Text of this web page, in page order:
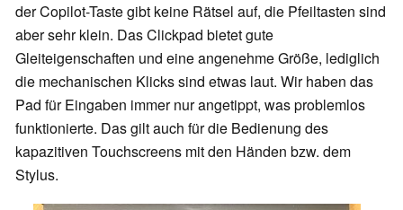
der Copilot-Taste gibt keine Rätsel auf, die Pfeiltasten sind
aber sehr klein. Das Clickpad bietet gute
Gleiteigenschaften und eine angenehme Größe, lediglich
die mechanischen Klicks sind etwas laut. Wir haben das
Pad für Eingaben immer nur angetippt, was problemlos
funktionierte. Das gilt auch für die Bedienung des
kapazitiven Touchscreens mit den Händen bzw. dem
Stylus.